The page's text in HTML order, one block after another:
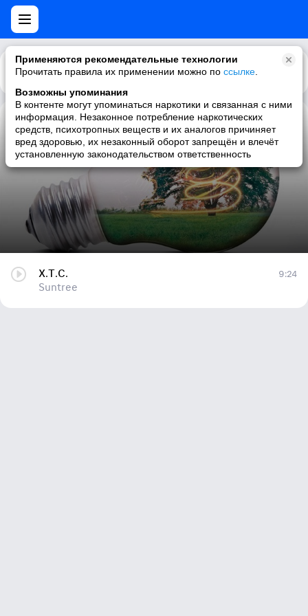
Применяются рекомендательные технологии
Прочитать правила их применении можно по ссылке
Возможны упоминания
В контенте могут упоминаться наркотики и связанная с ними
информация. Незаконное потребление наркотических
средств, психотропных веществ и их аналогов причиняет
вред здоровью, их незаконный оборот запрещён и влечёт
установленную законодательством ответственность
Каталог Рекомендации
X.T.C.
Suntree
X.T.C.
Suntree
9:24